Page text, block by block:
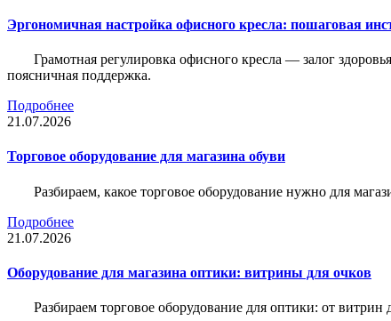
Эргономичная настройка офисного кресла: пошаговая
Грамотная регулировка офисного кресла — залог
поясничная поддержка.
Подробнее
21.07.2026
Торговое оборудование для магазина обуви
Разбираем, какое торговое оборудование нужно для
Подробнее
21.07.2026
Оборудование для магазина оптики: витрины для очков
Разбираем торговое оборудование для оптики: от